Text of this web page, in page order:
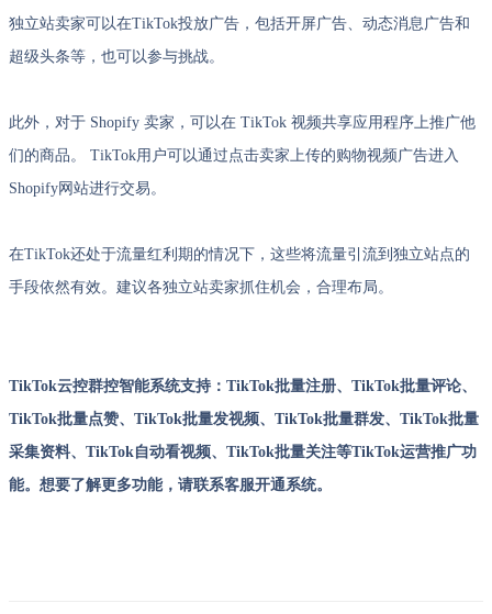
独立站卖家可以在TikTok投放广告，包括开屏广告、动态消息广告和
超级头条等，也可以参与挑战。
此外，对于 Shopify 卖家，可以在 TikTok 视频共享应用程序上推广他
们的商品。 TikTok用户可以通过点击卖家上传的购物视频广告进入
Shopify网站进行交易。
在TikTok还处于流量红利期的情况下，这些将流量引流到独立站点的
手段依然有效。建议各独立站卖家抓住机会，合理布局。
TikTok云控群控智能系统支持：TikTok批量注册、TikTok批量评论、
TikTok批量点赞、TikTok批量发视频、TikTok批量群发、TikTok批量
采集资料、TikTok自动看视频、TikTok批量关注等TikTok运营推广功
能。想要了解更多功能，请联系客服开通系统。